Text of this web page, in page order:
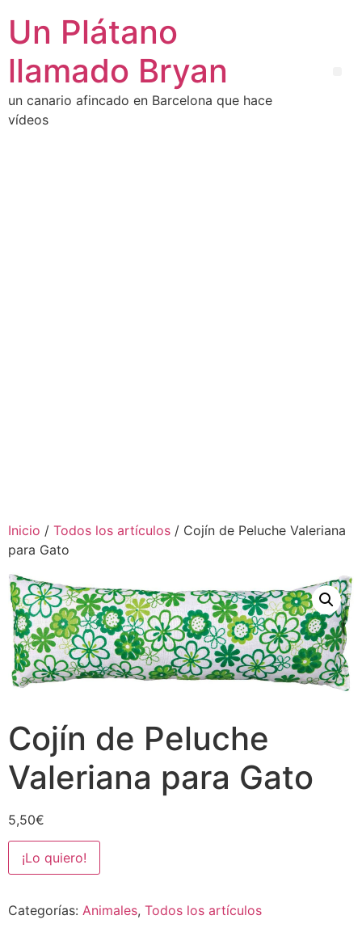
Un Plátano
llamado Bryan
un canario afincado en Barcelona que hace
vídeos
Inicio / Todos los artículos / Cojín de Peluche Valeriana
para Gato
Cojín de Peluche
Valeriana para Gato
5,50€
¡Lo quiero!
Categorías: Animales, Todos los artículos